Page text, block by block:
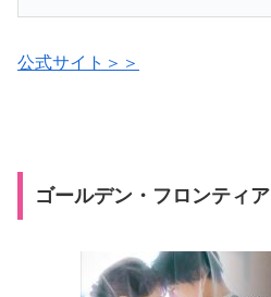
公式サイト＞＞
ゴールデン・フロンティア